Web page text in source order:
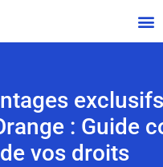
: Guide
de vos droits